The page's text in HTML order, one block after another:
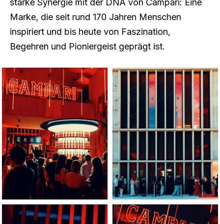
starke Synergie mit der DNA von Campari: Eine
Marke, die seit rund 170 Jahren Menschen
inspiriert und bis heute von Faszination,
Begehren und Pioniergeist geprägt ist.